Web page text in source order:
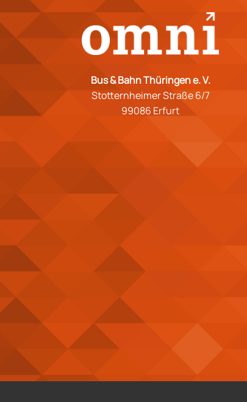
Bus & Bahn Thüringen e. V.
Stotternheimer Straße 6/7
99086 Erfurt